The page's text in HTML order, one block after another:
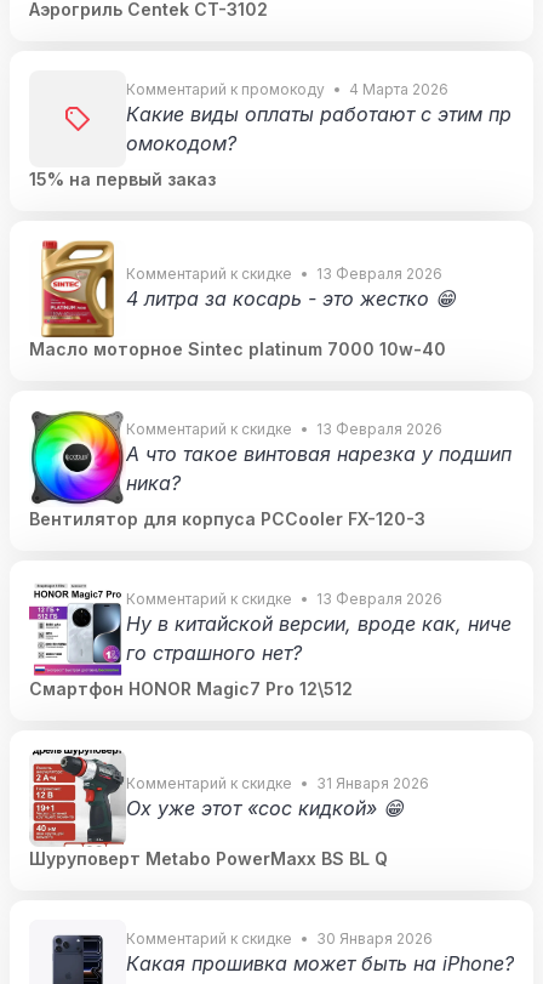
Аэрогриль Centek CT-3102
Комментарий к промокоду 4 Марта 2026
Какие виды оплаты работают с этим пр
омокодом?
15% на первый заказ
Комментарий к скидке 13 Февраля 2026
4 литра за косарь - это жестко 😁
Масло моторное Sintec platinum 7000 10w-40
Комментарий к скидке 13 Февраля 2026
А что такое винтовая нарезка у подшип
ника?
Вентилятор для корпуса PCCooler FX-120-3
Комментарий к скидке 13 Февраля 2026
Ну в китайской версии, вроде как, ниче
го страшного нет?
Смартфон HONOR Magic7 Pro 12\512
Комментарий к скидке 31 Января 2026
Ох уже этот «сос кидкой» 😁
Шуруповерт Metabo PowerMaxx BS BL Q
Комментарий к скидке 30 Января 2026
Какая прошивка может быть на iPhone?